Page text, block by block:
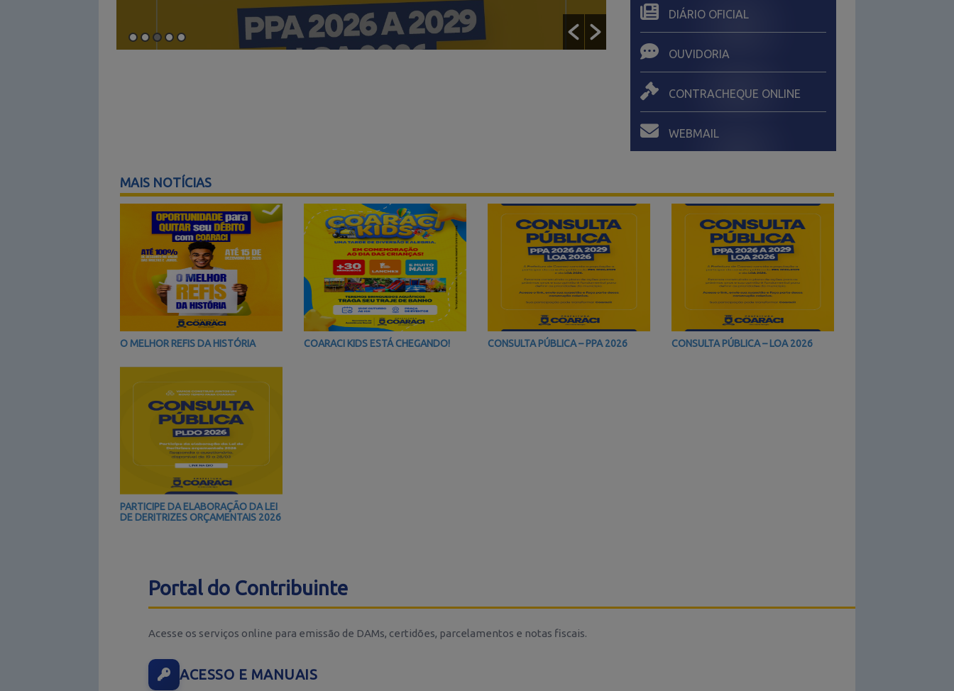
DIÁRIO OFICIAL
OUVIDORIA
CONTRACHEQUE ONLINE
WEBMAIL
MAIS NOTÍCIAS
O MELHOR REFIS DA HISTÓRIA COARACI KIDS ESTÁ CHEGANDO! CONSULTA PÚBLICA – PPA 2026 CONSULTA PÚBLICA – LOA 2026
PARTICIPE DA ELABORAÇÃO DA LEI
DE DERITRIZES ORÇAMENTAIS 2026
Portal do Contribuinte
Acesse os serviços online para emissão de DAMs, certidões, parcelamentos e notas fiscais.
ACESSO E MANUAIS